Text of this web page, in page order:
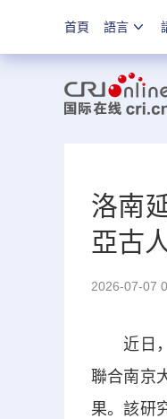
首頁 語言
洛南
亞古
2026-07-07
近日，
聯合南京
果。該研